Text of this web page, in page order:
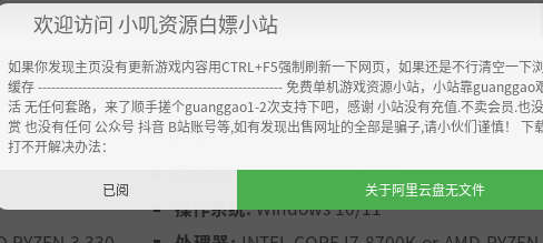
推荐配置:
需要 64 位处理器和操作系统
操作系统:Windows 10/11
欢迎访问 小叽资源白嫖小站
如果你发现主页没有更新游戏内容用CTRL+F5强制刷新一下网页，如果还是不行清空一下
缓存 ------------------------------------------------------- 免费单机游戏资源小站，小站靠guanggao
活 无任何套路，来了顺手搓个guanggao1-2次支持下吧，感谢 小站没有充值.不卖会员.也
赏 也没有任何 公众号 抖音 B站账号等,如有发现出售网址的全部是骗子,请小伙们谨慎！ 下
打不开解决办法：
已阅 关于阿里云盘无文件